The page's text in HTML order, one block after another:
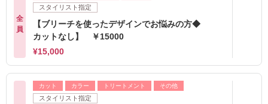
全
員
スタイリスト指定
【ブリーチを使ったデザインでお悩みの方◆
カットなし】 ￥15000
¥15,000
カット カラー トリートメント その他
スタイリスト指定